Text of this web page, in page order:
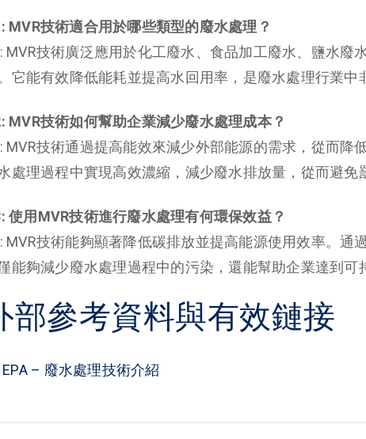
MVR技術適合用於哪些類型的廢水處理？
MVR技術廣泛應用於化工廢水、食品加工廢水、鹽水廢
它能有效降低能耗並提高水回用率，是廢水處理行業中
MVR技術如何幫助企業減少廢水處理成本？
MVR技術通過提高能效來減少外部能源的需求，從而降
處理過程中實現高效濃縮，減少廢水排放量，從而避免
使用MVR技術進行廢水處理有何環保效益？
MVR技術能夠顯著降低碳排放並提高能源使用效率。通
能夠減少廢水處理過程中的污染，還能幫助企業達到可
部參考資料與有效鏈接
EPA – 廢水處理技術介紹